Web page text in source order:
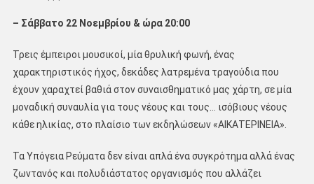
– Σάββατο 22 Νοεμβρίου & ώρα 20:00
Τρεις έμπειροι μουσικοί, μία θρυλική φωνή, ένας
χαρακτηριστικός ήχος, δεκάδες λατρεμένα τραγούδια που
έχουν χαραχτεί βαθιά στον συναισθηματικό μας χάρτη, σε μία
μοναδική συναυλία για τους νέους και τους… ισόβιους νέους
κάθε ηλικίας, στο πλαίσιο των εκδηλώσεων «ΑΙΚΑΤΕΡΙΝΕΙΑ».
Τα Υπόγεια Ρεύματα δεν είναι απλά ένα συγκρότημα αλλά ένας
ζωντανός και πολυδιάστατος οργανισμός που αλλάζει